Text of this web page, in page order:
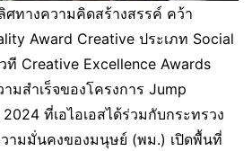
ศทางความคิดสร้างสรรค์ คว้า
Award Creative ประเภท Social
ที Creative Excellence Awards
มสำเร็จของโครงการ Jump
ที่เอไอเอสได้ร่วมกับกระทรวง
ามมั่นคงของมนุษย์ (พม.) เปิดพื้นที่